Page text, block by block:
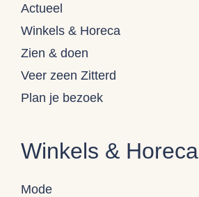
Actueel
Winkels & Horeca
Zien & doen
Veer zeen Zitterd
Plan je bezoek
Winkels & Horeca
Mode